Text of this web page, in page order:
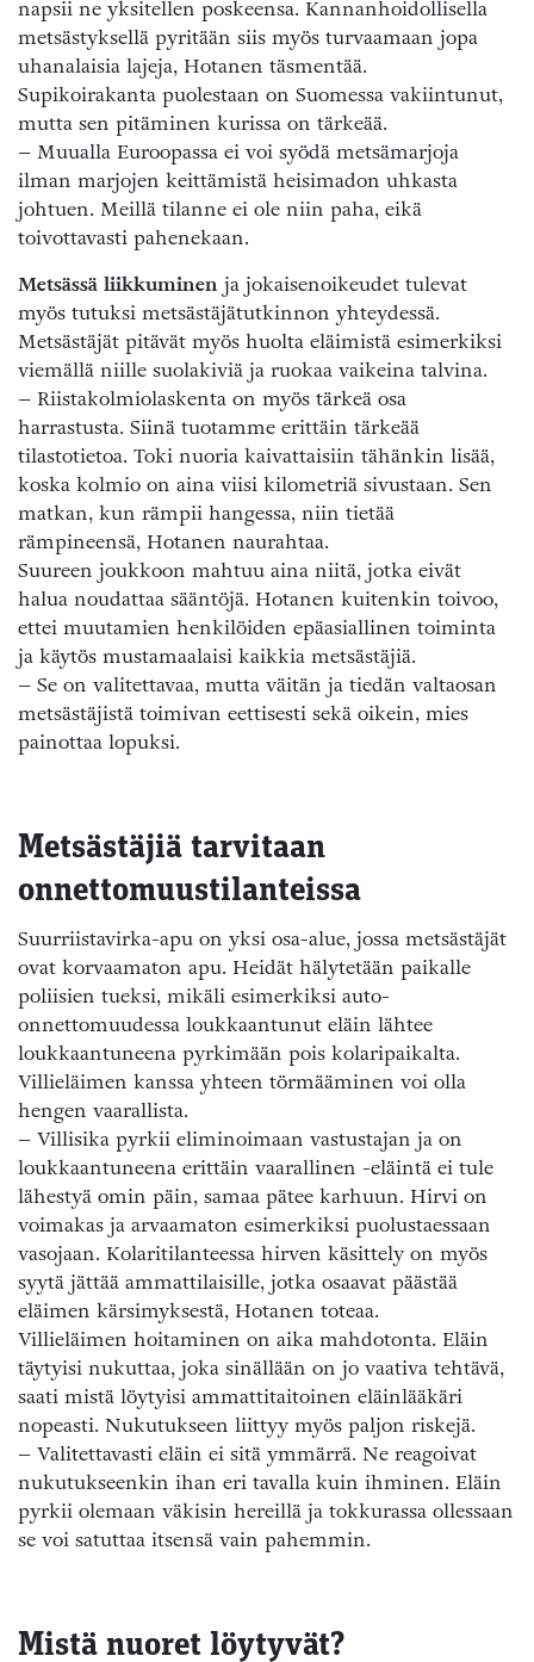
napsii ne yksitellen poskeensa. Kannanhoidollisella
metsästyksellä pyritään siis myös turvaamaan jopa
uhanalaisia lajeja, Hotanen täsmentää.
Supikoirakanta puolestaan on Suomessa vakiintunut,
mutta sen pitäminen kurissa on tärkeää.
– Muualla Euroopassa ei voi syödä metsämarjoja
ilman marjojen keittämistä heisimadon uhkasta
johtuen. Meillä tilanne ei ole niin paha, eikä
toivottavasti pahenekaan.
Metsässä liikkuminen ja jokaisenoikeudet tulevat
myös tutuksi metsästäjätutkinnon yhteydessä.
Metsästäjät pitävät myös huolta eläimistä esimerkiksi
viemällä niille suolakiviä ja ruokaa vaikeina talvina.
– Riistakolmiolaskenta on myös tärkeä osa
harrastusta. Siinä tuotamme erittäin tärkeää
tilastotietoa. Toki nuoria kaivattaisiin tähänkin lisää,
koska kolmio on aina viisi kilometriä sivustaan. Sen
matkan, kun rämpii hangessa, niin tietää
rämpineensä, Hotanen naurahtaa.
Suureen joukkoon mahtuu aina niitä, jotka eivät
halua noudattaa sääntöjä. Hotanen kuitenkin toivoo,
ettei muutamien henkilöiden epäasiallinen toiminta
ja käytös mustamaalaisi kaikkia metsästäjiä.
– Se on valitettavaa, mutta väitän ja tiedän valtaosan
metsästäjistä toimivan eettisesti sekä oikein, mies
painottaa lopuksi.
Metsästäjiä tarvitaan
onnettomuustilanteissa
Suurriistavirka-apu on yksi osa-alue, jossa metsästäjät
ovat korvaamaton apu. Heidät hälytetään paikalle
poliisien tueksi, mikäli esimerkiksi auto-
onnettomuudessa loukkaantunut eläin lähtee
loukkaantuneena pyrkimään pois kolaripaikalta.
Villieläimen kanssa yhteen törmääminen voi olla
hengen vaarallista.
– Villisika pyrkii eliminoimaan vastustajan ja on
loukkaantuneena erittäin vaarallinen -eläintä ei tule
lähestyä omin päin, samaa pätee karhuun. Hirvi on
voimakas ja arvaamaton esimerkiksi puolustaessaan
vasojaan. Kolaritilanteessa hirven käsittely on myös
syytä jättää ammattilaisille, jotka osaavat päästää
eläimen kärsimyksestä, Hotanen toteaa.
Villieläimen hoitaminen on aika mahdotonta. Eläin
täytyisi nukuttaa, joka sinällään on jo vaativa tehtävä,
saati mistä löytyisi ammattitaitoinen eläinlääkäri
nopeasti. Nukutukseen liittyy myös paljon riskejä.
– Valitettavasti eläin ei sitä ymmärrä. Ne reagoivat
nukutukseenkin ihan eri tavalla kuin ihminen. Eläin
pyrkii olemaan väkisin hereillä ja tokkurassa ollessaan
se voi satuttaa itsensä vain pahemmin.
Mistä nuoret löytyvät?